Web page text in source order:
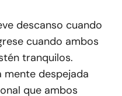
descanso cuando
cuando ambos
tranquilos.
mente despejada
que ambos